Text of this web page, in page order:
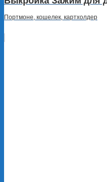
Портмоне, кошелек, картхолдер